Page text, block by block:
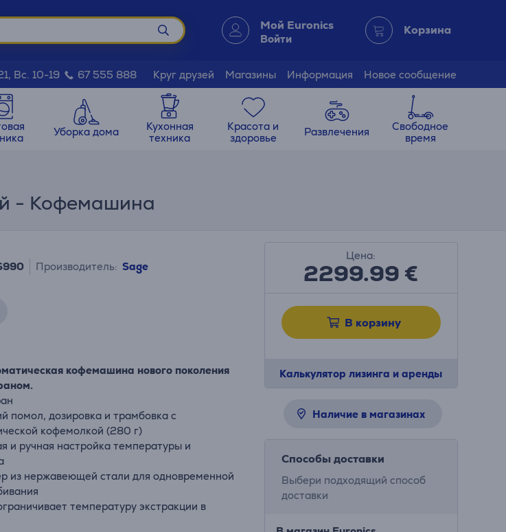
Мой Euronics
Войти
Корзина
Вс. 10-19 67 555 888 Круг друзей Магазины Информация Новое сообщение
Уборка дома
Кухонная
техника
Красота и
здоровье
Развлечения
Свободное
время
- Кофемашина
Производитель: Sage
кофемашина нового поколения
помол, дозировка и трамбовка с
кофемолкой (280 г)
и ручная настройка температуры и
из нержавеющей стали для одновременной
температуру экстракции в
Цена:
2299.99€
В корзину
Калькулятор лизинга и аренды
Наличие в магазинах
Способы доставки
Выбери подходящий способ
доставки